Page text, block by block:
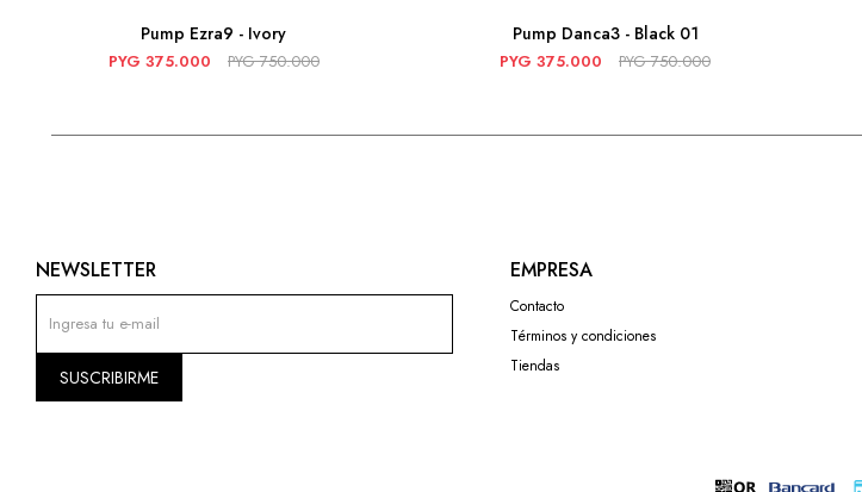
Pump Ezra9 - Ivory
PYG 375.000 PYG 750.000
Pump Danca3 - Black 01
PYG 375.000 PYG 750.000
EMPRESA
Contacto
Términos y condiciones
Tiendas
NEWSLETTER
SUSCRIBIRME